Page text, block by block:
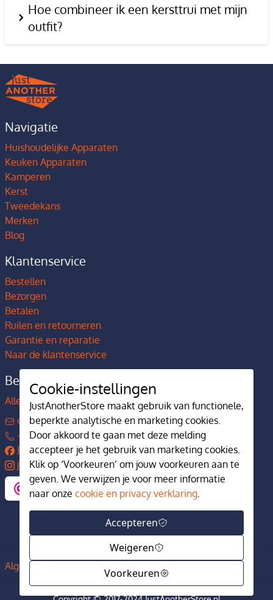
Hoe combineer ik een kersttrui met mijn
outfit?
Navigatie
Huishoudelijke Apparaten
Keuken Apparaten
Kamperen
Kerst
Tweedekans
Merken
Blog
Klantenservice
Bestellen
Bezorgen
Betalen
Ruilen en retourneren
Garantie en reparatie
Naar de klantenservice
Bedrijfsgegevens
Alles over JustAnotherStore
contact@justanotherstore.nl
+31 73 644 7405
JustAnotherStore
justanotherstore.nl
Algemene voorwaarden Privacy en cookiebeleid
Cookie-instellingen
JustAnotherStore maakt gebruik van functionele,
beperkte analytische en marketing cookies.
Door akkoord te gaan met deze melding
accepteer je het gebruik van marketing cookies.
Klik op ‘Voorkeuren’ om jouw voorkeuren aan te
geven. We verwijzen je voor meer informatie
naar onze cookie en privacy verklaring.
Accepteren
Weigeren
Voorkeuren